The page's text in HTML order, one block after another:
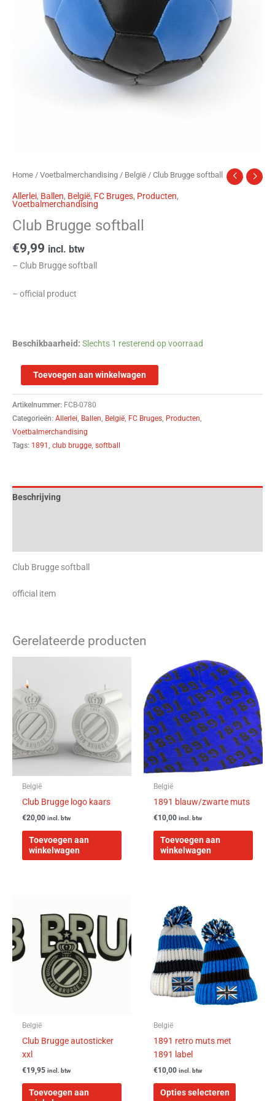
Home / Voetbalmerchandising / België / Club Brugge softball
Allerlei, Ballen, België, FC Bruges, Producten,
Voetbalmerchandising
Club Brugge softball
€9,99 incl. btw
– Club Brugge softball
– official product
Beschikbaarheid: Slechts 1 resterend op voorraad
Toevoegen aan winkelwagen
Artikelnummer: FCB-0780
Categorieën: Allerlei, Ballen, België, FC Bruges, Producten,
Voetbalmerchandising
Tags: 1891 , club brugge, softball
Beschrijving
Club Brugge softball
official item
Gerelateerde producten
België
Club Brugge logo kaars
€20,00 incl. btw
Toevoegen aan
winkelwagen
België
1891 blauw/zwarte muts
€10,00 incl. btw
Toevoegen aan
winkelwagen
België
Club Brugge autosticker
xxl
€19,95 incl. btw
Toevoegen aan
België
1891 retro muts met
1891 label
€10,00 incl. btw
Opties selecteren
meerdere
variaties.
Deze
optie
kan